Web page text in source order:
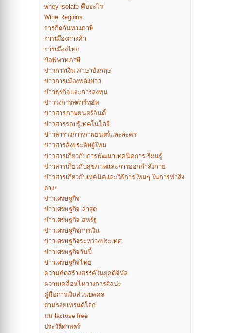
whey isolate คืออะไร
Wine Regions
การกีดกันทางภาษี
การเมืองการค้า
การเมืองไทย
ข้อพิพาทภาษี
ข่าวการเงิน ภาษาอังกฤษ
ข่าวการเมืองหลังข่าว
ข่าวธุรกิจและการลงทุน
ข่าววงการสตาร์ทอัพ
ข่าวสารภาพยนตร์อินดี้
ข่าวสารรอบรู้เทคโนโลยี
ข่าวสารวงการภาพยนตร์และละคร
ข่าวสารสิ่งประดิษฐ์ใหม่
ข่าวสารเกี่ยวกับการพัฒนาเทคนิคการเรียนรู้
ข่าวสารเกี่ยวกับสุขภาพและการออกกำลังกาย
ข่าวสารเกี่ยวกับเทคนิคและวิธีการใหม่ๆ ในการทำสิ่ง
ต่างๆ
ข่าวเศรษฐกิจ
ข่าวเศรษฐกิจ ล่าสุด
ข่าวเศรษฐกิจ สหรัฐ
ข่าวเศรษฐกิจการเงิน
ข่าวเศรษฐกิจระหว่างประเทศ
ข่าวเศรษฐกิจวันนี้
ข่าวเศรษฐกิจไทย
ความคิดสร้างสรรค์ในยุคดิจิทัล
ความเคลื่อนไหววงการศิลปะ
คู่มือการเงินส่วนบุคคล
ตามรอยเทรนด์โลก
นม lactose free
ประวัติศาสตร์